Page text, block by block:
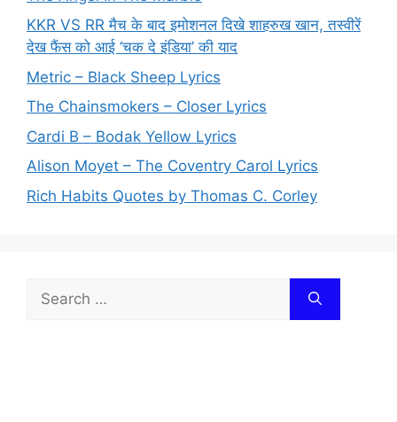
KKR VS RR मैच के बाद इमोशनल दिखे शाहरुख खान, तस्वीरें
देख फैंस को आई ‘चक दे इंडिया’ की याद
Metric – Black Sheep Lyrics
The Chainsmokers – Closer Lyrics
Cardi B – Bodak Yellow Lyrics
Alison Moyet – The Coventry Carol Lyrics
Rich Habits Quotes by Thomas C. Corley
for: